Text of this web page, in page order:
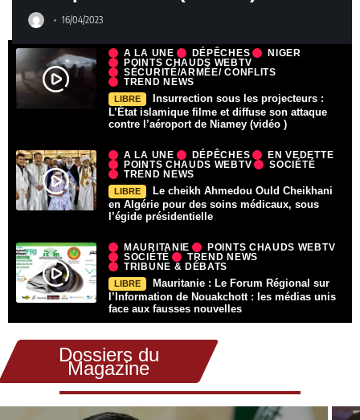
16/04/2023
A LA UNE DÉPÊCHES
NIGER
POINTS CHAUDS WEBTV
SÉCURITÉ/ARMÉE/ CONFLITS
TREND NEWS
LIBRE
Insurrection sous les projecteurs :
L’État islamique filme et diffuse son attaque
contre l’aéroport de Niamey (vidéo )
A LA UNE DÉPÊCHES
EN VEDETTE
POINTS CHAUDS WEBTV
SOCIÉTÉ
TREND NEWS
LIBRE
Le cheikh Ahmedou Ould Cheikhani
en Algérie pour des soins médicaux, sous
l’égide présidentielle
MAURITANIE
POINTS CHAUDS WEBTV
SOCIÉTÉ
TREND NEWS
TRIBUNE & DÉBATS
LIBRE
Mauritanie : Le Forum Régional sur
l’Information de Nouakchott : les médias unis
face aux fausses nouvelles
Dossiers du
Magazine